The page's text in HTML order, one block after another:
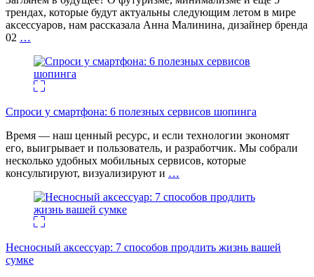
трендах, которые будут актуальны следующим летом в мире
аксессуаров, нам рассказала Анна Малинина, дизайнер бренда
02 …
Спроси у смартфона: 6 полезных cервисов шопинга
Время — наш ценный ресурс, и если технологии экономят
его, выигрывает и пользователь, и разработчик. Мы собрали
несколько удобных мобильных сервисов, которые
консультируют, визуализируют и …
Несносный аксессуар: 7 способов продлить жизнь вашей
сумке